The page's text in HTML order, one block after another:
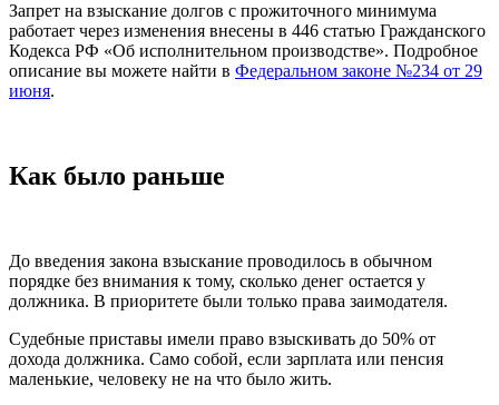
Запрет на взыскание долгов с прожиточного минимума
работает через изменения внесены в 446 статью Гражданского
Кодекса РФ «Об исполнительном производстве». Подробное
описание вы можете найти в Федеральном законе №234 от 29
июня.
Как было раньше
До введения закона взыскание проводилось в обычном
порядке без внимания к тому, сколько денег остается у
должника. В приоритете были только права заимодателя.
Судебные приставы имели право взыскивать до 50% от
дохода должника. Само собой, если зарплата или пенсия
маленькие, человеку не на что было жить.